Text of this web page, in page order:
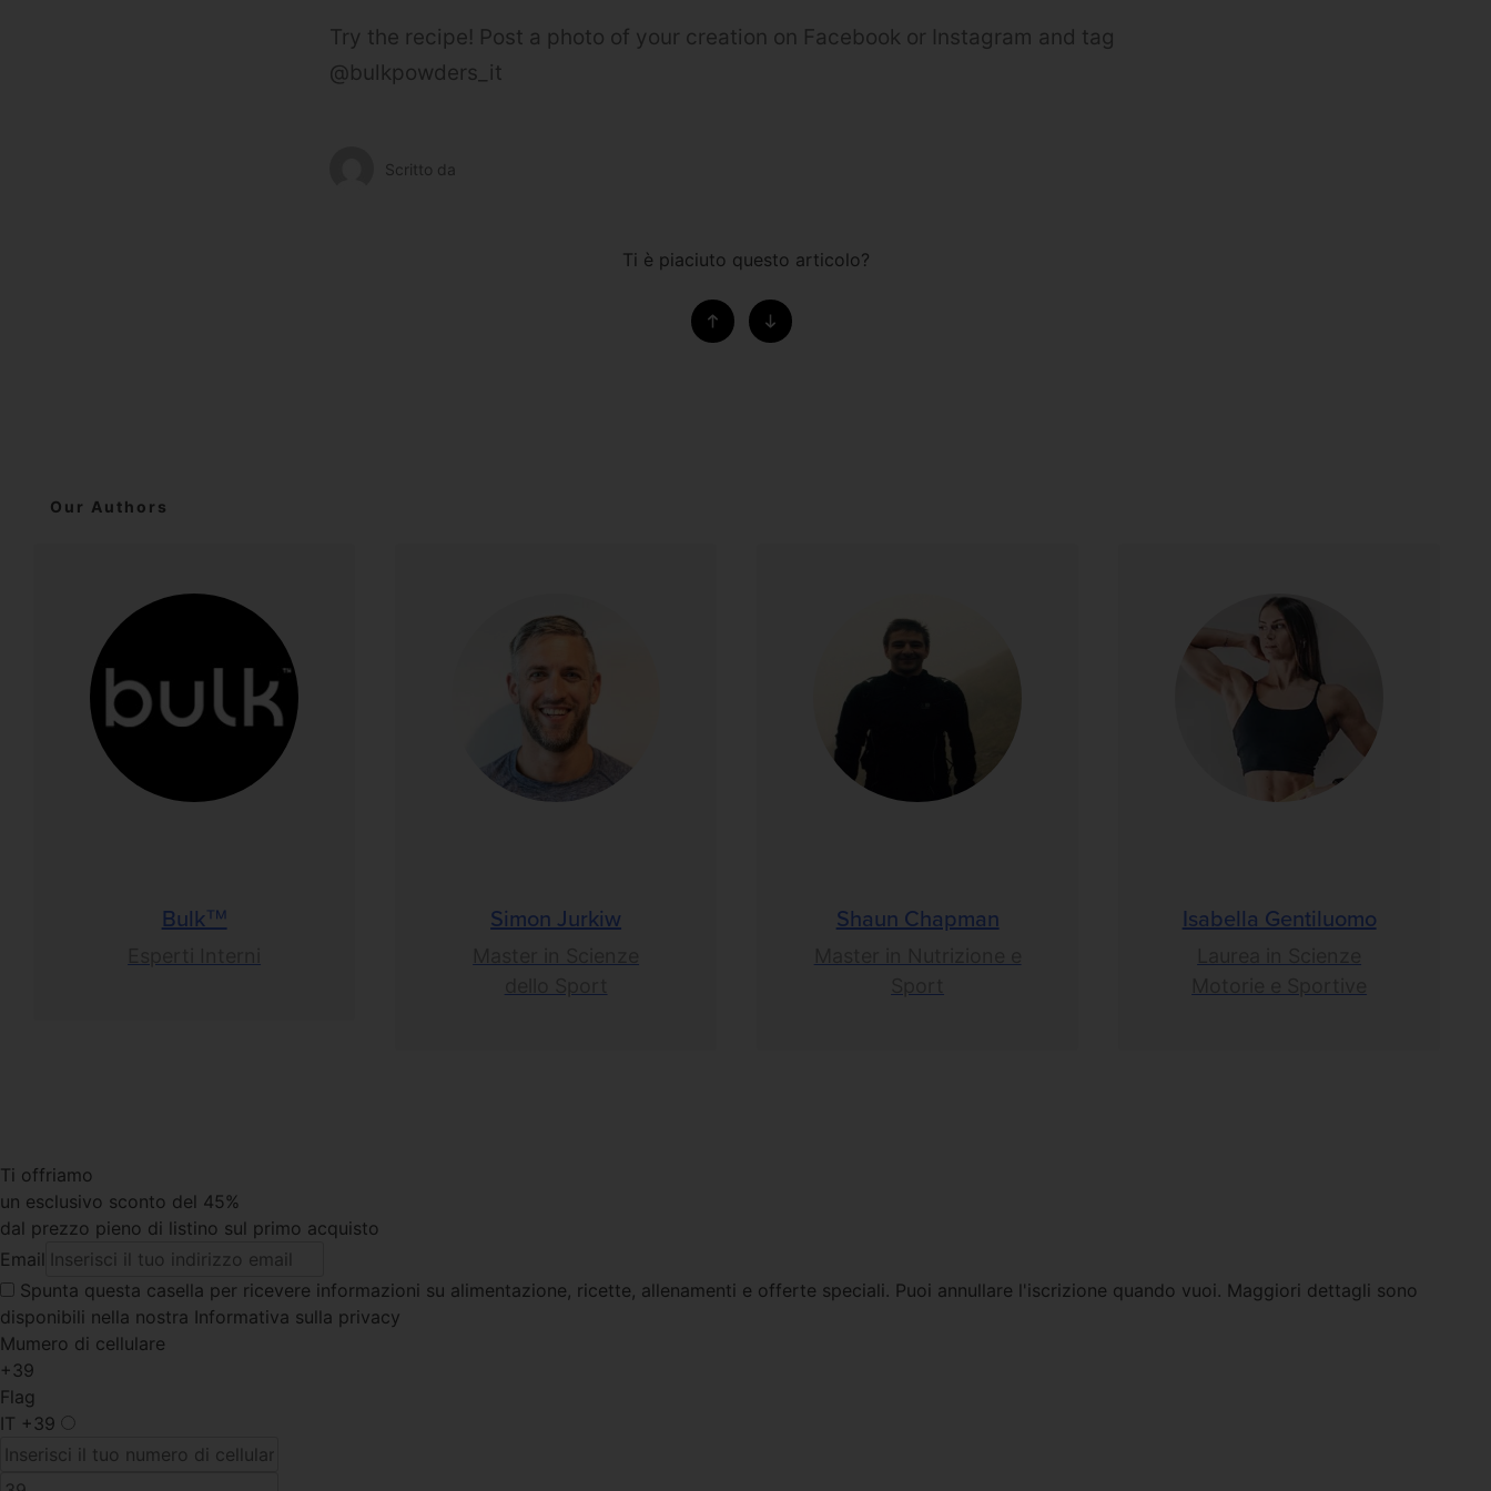
Try the recipe! Post a photo of your creation on Facebook or Instagram and tag
@bulkpowders_it
Scritto da
Ti è piaciuto questo articolo?
Our Authors
Bulk™ Simon Jurkiw Shaun Chapman Isabella Gentiluomo
Ti offriamo
un esclusivo sconto del 45%
dal prezzo pieno di listino sul primo acquisto
Email
Spunta questa casella per ricevere informazioni su alimentazione, ricette, allenamenti e offerte speciali. Puoi annullare l'iscrizione quando vuoi. Maggiori dettagli sono
disponibili nella nostra Informativa sulla privacy
Mumero di cellulare
+39
Flag
IT +39